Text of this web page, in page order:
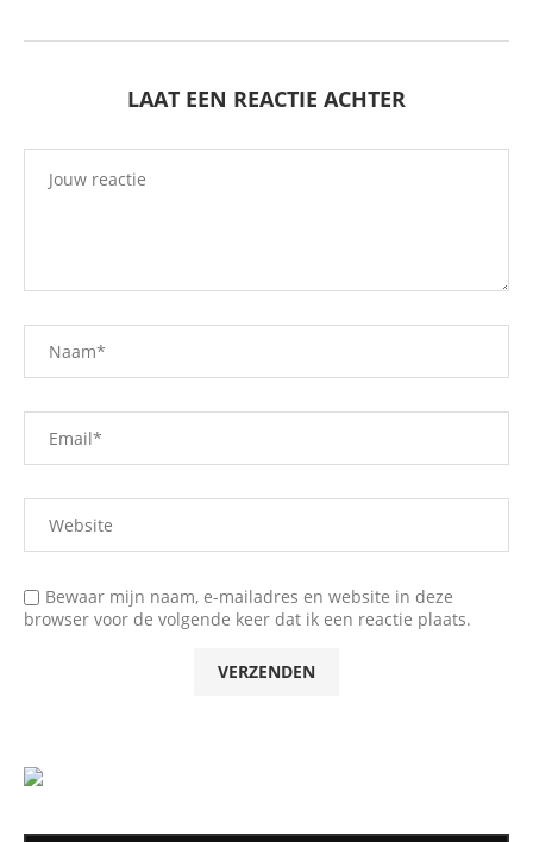
LAAT EEN REACTIE ACHTER
Bewaar mijn naam, e-mailadres en website in deze
browser voor de volgende keer dat ik een reactie plaats.